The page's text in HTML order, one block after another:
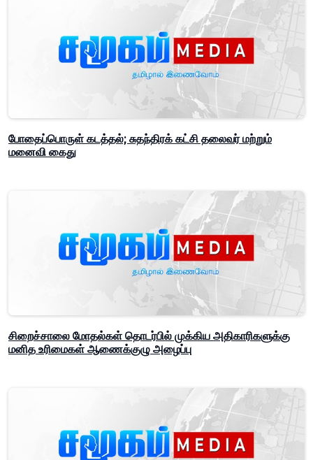
போதைப்பொருள் கடத்தல்; சுதந்திரக் கட்சி தலைவர் மற்றும்
மனைவி கைது
சிறைச்சாலை மோதல்கள் தொடர்பில் முக்கிய அதிகாரிகளுக்கு
மனித உரிமைகள் ஆணைக்குழு அழைப்பு